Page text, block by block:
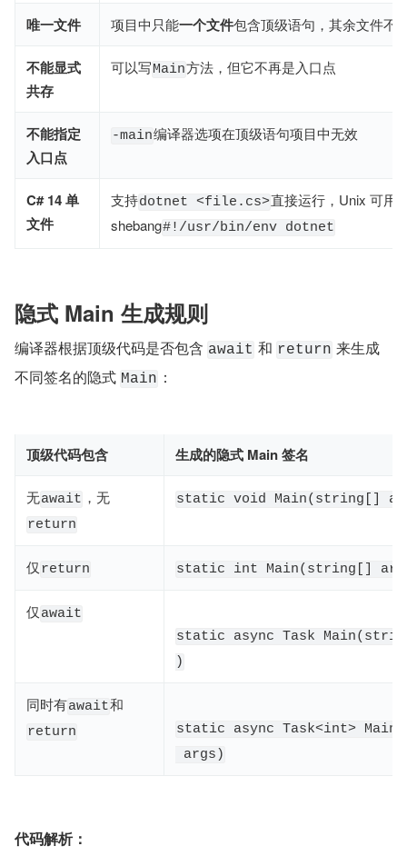
唯一文件 项目中只能一个文件包含顶级语句，其余文件不
不能显式
共存
可以写Main方法，但它不再是入口点
不能指定
入口点
-main编译器选项在顶级语句项目中无效
C# 14 单
文件
支持dotnet <file.cs>​直接运行，Unix 可用
shebang#!/usr/bin/env dotnet
隐式 Main 生成规则
编译器根据顶级代码是否包含 await ​ 和 return ​ 来生成
不同签名的隐式 Main ：
顶级代码包含 生成的隐式 Main 签名
无await ​，无
return
static void Main(string[]
仅 return static int Main(string[]
仅 await
static async Task
)
同时有await​和
return
static async Task<int>
args)
代码解析：